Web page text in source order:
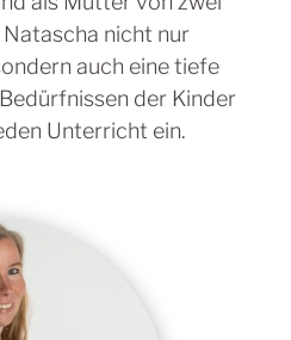
nicht nur
auch eine tiefe
der Kinder
Unterricht ein.